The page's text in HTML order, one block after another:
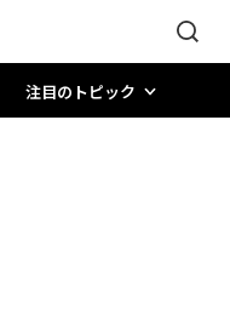
注目のトピック